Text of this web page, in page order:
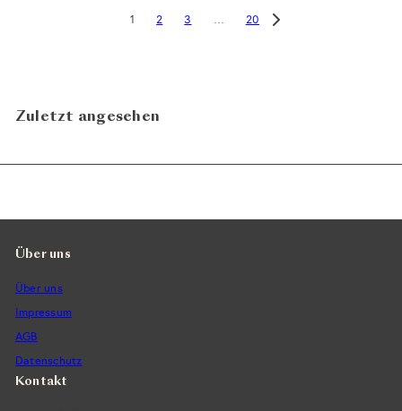
1 2 3 … 20
Zuletzt angesehen
Über uns
Über uns
Impressum
AGB
Datenschutz
Kontakt